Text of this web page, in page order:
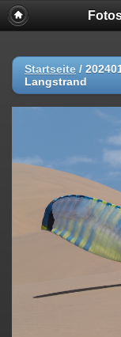
Startseite /
Langstrand